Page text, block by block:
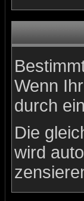
Wenn
durch
Die
wird